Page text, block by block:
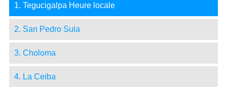
1. Tegucigalpa Heure locale
2. San Pedro Sula
3. Choloma
4. La Ceiba